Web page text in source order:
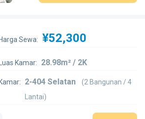
Harga Sewa: ¥52,300
Luas Kamar: 28.98m² / 2K
Kamar: 2-404 Selatan
(2 Bangunan / 4
Lantai)